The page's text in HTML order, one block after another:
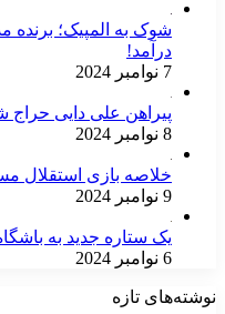
شوک به المپیک؛ برنده
درآمد!
7 نوامبر 2024
پیراهن علی دایی حراج
8 نوامبر 2024
خلاصه بازی استقلال
9 نوامبر 2024
یک ستاره جدید به
6 نوامبر 2024
نوشته‌های تازه